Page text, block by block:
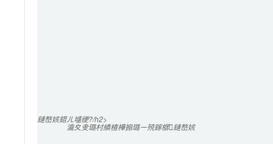
鏈嶅姟鍣ㄦ墭绠?/h2>
瀹夊叏璐村績楂樺搧璐ㄧ殑鎵樼鏈嶅姟